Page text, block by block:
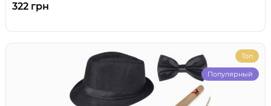
322 грн
Топ
Популярный